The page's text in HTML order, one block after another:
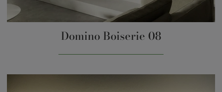
Domino Boiserie 08